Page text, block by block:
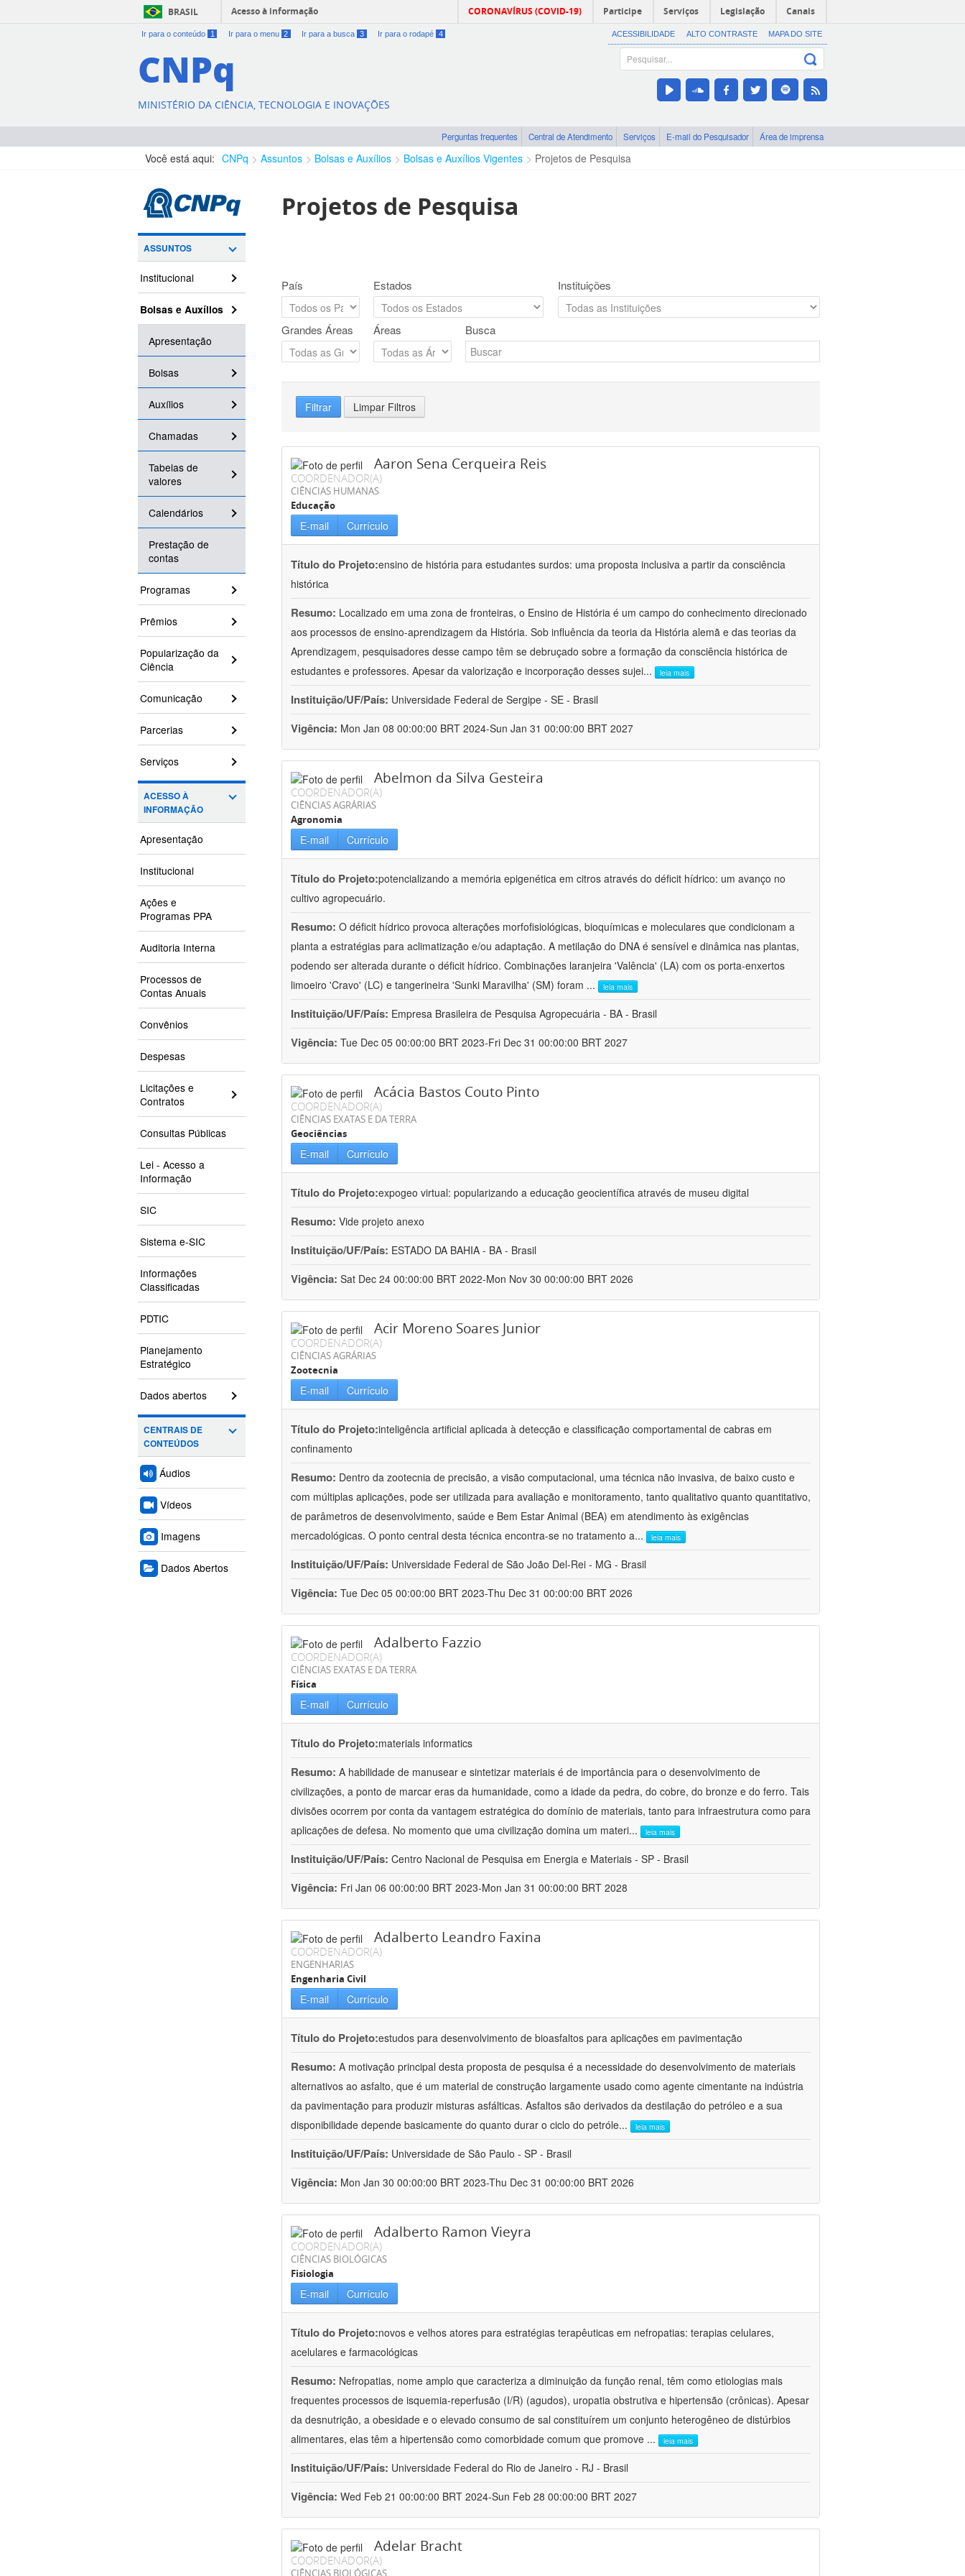
BRASIL Acesso à informação CORONAVÍRUS (COVID-19) Participe Serviços Legislação Canais
Ir para o conteúdo 1 Ir para o menu 2 Ir para a busca 3 Ir para o rodapé 4 ACESSIBILIDADE ALTO CONTRASTE MAPA DO SITE
CNPq
MINISTÉRIO DA CIÊNCIA, TECNOLOGIA E INOVAÇÕES
Perguntas frequentes Central de Atendimento Serviços E-mail do Pesquisador Área de imprensa
Você está aqui: CNPq Assuntos Bolsas e Auxílios Bolsas e Auxílios Vigentes Projetos de Pesquisa
ASSUNTOS
Institucional
Bolsas e Auxílios
Apresentação
Bolsas
Auxílios
Chamadas
Tabelas de
valores
Calendários
Prestação de
contas
Programas
Prêmios
Popularização da
Ciência
Comunicação
Parcerias
Serviços
ACESSO À
INFORMAÇÃO
Apresentação
Institucional
Ações e
Programas PPA
Auditoria Interna
Processos de
Contas Anuais
Convênios
Despesas
Licitações e
Contratos
Consultas Públicas
Lei - Acesso a
Informação
SIC
Sistema e-SIC
Informações
Classificadas
PDTIC
Planejamento
Estratégico
Dados abertos
CENTRAIS DE
CONTEÚDOS
Áudios
Vídeos
Imagens
Dados Abertos
Projetos de Pesquisa
País Estados Instituições
Grandes Áreas Áreas Busca
Filtrar Limpar Filtros
Aaron Sena Cerqueira Reis
COORDENADOR(A)
CIÊNCIAS HUMANAS
Educação
E-mail Currículo
Título do Projeto:ensino de história para estudantes surdos: uma proposta inclusiva a partir da consciência
histórica
Resumo: Localizado em uma zona de fronteiras, o Ensino de História é um campo do conhecimento direcionado
aos processos de ensino-aprendizagem da História. Sob influência da teoria da História alemã e das teorias da
Aprendizagem, pesquisadores desse campo têm se debruçado sobre a formação da consciência histórica de
estudantes e professores. Apesar da valorização e incorporação desses sujei... leia mais
Instituição/UF/País: Universidade Federal de Sergipe - SE - Brasil
Vigência: Mon Jan 08 00:00:00 BRT 2024-Sun Jan 31 00:00:00 BRT 2027
Abelmon da Silva Gesteira
COORDENADOR(A)
CIÊNCIAS AGRÁRIAS
Agronomia
E-mail Currículo
Título do Projeto:potencializando a memória epigenética em citros através do déficit hídrico: um avanço no
cultivo agropecuário.
Resumo: O déficit hídrico provoca alterações morfofisiológicas, bioquímicas e moleculares que condicionam a
planta a estratégias para aclimatização e/ou adaptação. A metilação do DNA é sensível e dinâmica nas plantas,
podendo ser alterada durante o déficit hídrico. Combinações laranjeira 'Valência' (LA) com os porta-enxertos
limoeiro 'Cravo' (LC) e tangerineira 'Sunki Maravilha' (SM) foram ... leia mais
Instituição/UF/País: Empresa Brasileira de Pesquisa Agropecuária - BA - Brasil
Vigência: Tue Dec 05 00:00:00 BRT 2023-Fri Dec 31 00:00:00 BRT 2027
Acácia Bastos Couto Pinto
COORDENADOR(A)
CIÊNCIAS EXATAS E DA TERRA
Geociências
E-mail Currículo
Título do Projeto:expogeo virtual: popularizando a educação geocientífica através de museu digital
Resumo: Vide projeto anexo
Instituição/UF/País: ESTADO DA BAHIA - BA - Brasil
Vigência: Sat Dec 24 00:00:00 BRT 2022-Mon Nov 30 00:00:00 BRT 2026
Acir Moreno Soares Junior
COORDENADOR(A)
CIÊNCIAS AGRÁRIAS
Zootecnia
E-mail Currículo
Título do Projeto:inteligência artificial aplicada à detecção e classificação comportamental de cabras em
confinamento
Resumo: Dentro da zootecnia de precisão, a visão computacional, uma técnica não invasiva, de baixo custo e
com múltiplas aplicações, pode ser utilizada para avaliação e monitoramento, tanto qualitativo quanto quantitativo,
de parâmetros de desenvolvimento, saúde e Bem Estar Animal (BEA) em atendimento às exigências
mercadológicas. O ponto central desta técnica encontra-se no tratamento a... leia mais
Instituição/UF/País: Universidade Federal de São João Del-Rei - MG - Brasil
Vigência: Tue Dec 05 00:00:00 BRT 2023-Thu Dec 31 00:00:00 BRT 2026
Adalberto Fazzio
COORDENADOR(A)
CIÊNCIAS EXATAS E DA TERRA
Física
E-mail Currículo
Título do Projeto:materials informatics
Resumo: A habilidade de manusear e sintetizar materiais é de importância para o desenvolvimento de
civilizações, a ponto de marcar eras da humanidade, como a idade da pedra, do cobre, do bronze e do ferro. Tais
divisões ocorrem por conta da vantagem estratégica do domínio de materiais, tanto para infraestrutura como para
aplicações de defesa. No momento que uma civilização domina um materi... leia mais
Instituição/UF/País: Centro Nacional de Pesquisa em Energia e Materiais - SP - Brasil
Vigência: Fri Jan 06 00:00:00 BRT 2023-Mon Jan 31 00:00:00 BRT 2028
Adalberto Leandro Faxina
COORDENADOR(A)
ENGENHARIAS
Engenharia Civil
E-mail Currículo
Título do Projeto:estudos para desenvolvimento de bioasfaltos para aplicações em pavimentação
Resumo: A motivação principal desta proposta de pesquisa é a necessidade do desenvolvimento de materiais
alternativos ao asfalto, que é um material de construção largamente usado como agente cimentante na indústria
da pavimentação para produzir misturas asfálticas. Asfaltos são derivados da destilação do petróleo e a sua
disponibilidade depende basicamente do quanto durar o ciclo do petróle... leia mais
Instituição/UF/País: Universidade de São Paulo - SP - Brasil
Vigência: Mon Jan 30 00:00:00 BRT 2023-Thu Dec 31 00:00:00 BRT 2026
Adalberto Ramon Vieyra
COORDENADOR(A)
CIÊNCIAS BIOLÓGICAS
Fisiologia
E-mail Currículo
Título do Projeto:novos e velhos atores para estratégias terapêuticas em nefropatias: terapias celulares,
acelulares e farmacológicas
Resumo: Nefropatias, nome amplo que caracteriza a diminuição da função renal, têm como etiologias mais
frequentes processos de isquemia-reperfusão (I/R) (agudos), uropatia obstrutiva e hipertensão (crônicas). Apesar
da desnutrição, a obesidade e o elevado consumo de sal constituírem um conjunto heterogêneo de distúrbios
alimentares, elas têm a hipertensão como comorbidade comum que promove ... leia mais
Instituição/UF/País: Universidade Federal do Rio de Janeiro - RJ - Brasil
Vigência: Wed Feb 21 00:00:00 BRT 2024-Sun Feb 28 00:00:00 BRT 2027
Adelar Bracht
COORDENADOR(A)
CIÊNCIAS BIOLÓGICAS